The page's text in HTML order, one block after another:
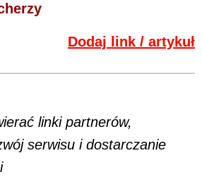
Dodaj link / artykuł
linki partnerów,
serwisu i dostarczanie